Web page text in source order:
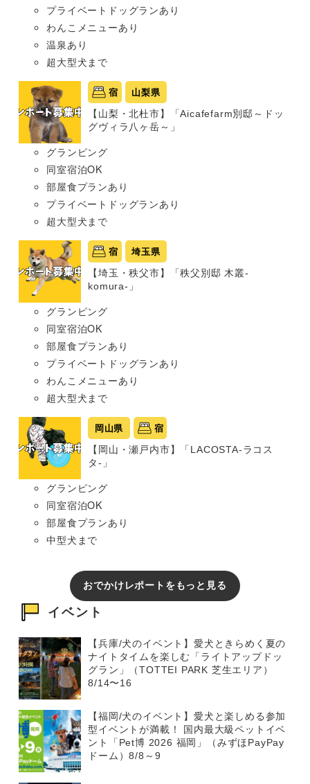
プライベートドッグランあり
わんこメニューあり
温泉あり
超大型犬まで
宿 山梨県
【山梨・北杜市】「Aicafefarm別邸～ドッ
グヴィラ八ヶ岳～」
グランピング
同室宿泊OK
部屋食プランあり
プライベートドッグランあり
超大型犬まで
宿 埼玉県
【埼玉・秩父市】「秩父別邸 木叢-
komura-」
グランピング
同室宿泊OK
部屋食プランあり
プライベートドッグランあり
わんこメニューあり
超大型犬まで
岡山県 宿
【岡山・瀬戸内市】「LACOSTA-ラコス
タ-」
グランピング
同室宿泊OK
部屋食プランあり
中型犬まで
おでかけレポートをもっと見る
イベント
【兵庫/犬のイベント】愛犬ときらめく夏の
ナイトタイムを楽しむ「ライトアップドッ
グラン」（TOTTEI PARK 芝生エリア）
8/14〜16
【福岡/犬のイベント】愛犬と楽しめる参加
型イベントが満載！ 国内最大級ペットイベ
ント「Pet博 2026 福岡」（みずほPayPay
ドーム）8/8～9